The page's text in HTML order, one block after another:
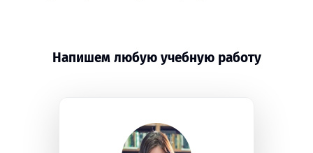
Напишем любую учебную работу